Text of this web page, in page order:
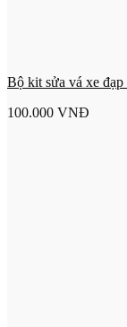
Bộ kit sửa vá xe
100.000 VNĐ